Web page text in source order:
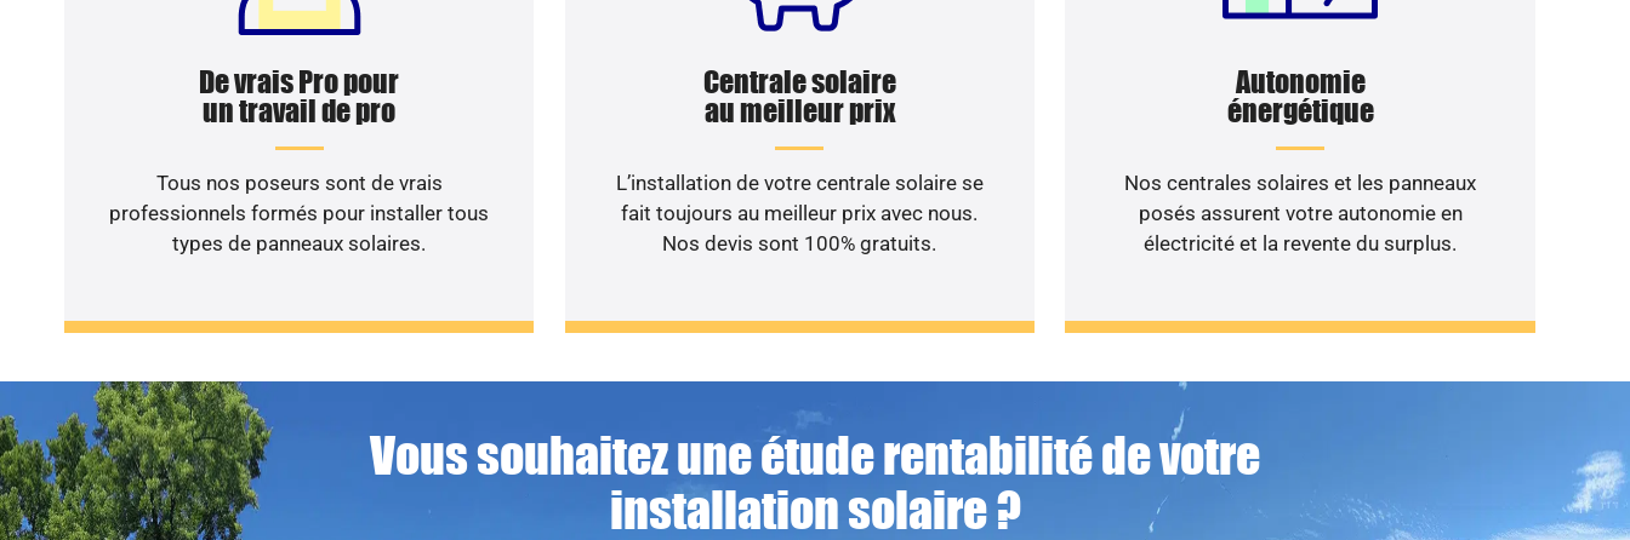
De vrais Pro pour
un travail de pro
Tous nos poseurs sont de vrais
professionnels formés pour installer tous
types de panneaux solaires.
Centrale solaire
au meilleur prix
L’installation de votre centrale solaire se
fait toujours au meilleur prix avec nous.
Nos devis sont 100% gratuits.
Autonomie
énergétique
Nos centrales solaires et les panneaux
posés assurent votre autonomie en
électricité et la revente du surplus.
Vous souhaitez une étude rentabilité de votre
installation solaire ?